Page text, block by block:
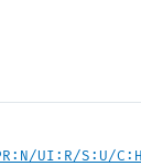
UI:R/S:U/